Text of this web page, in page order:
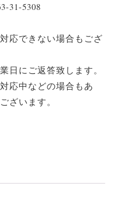
31-5308
応できない場合もござ
日にご返答致します。
応中などの場合もあ
ざいます。